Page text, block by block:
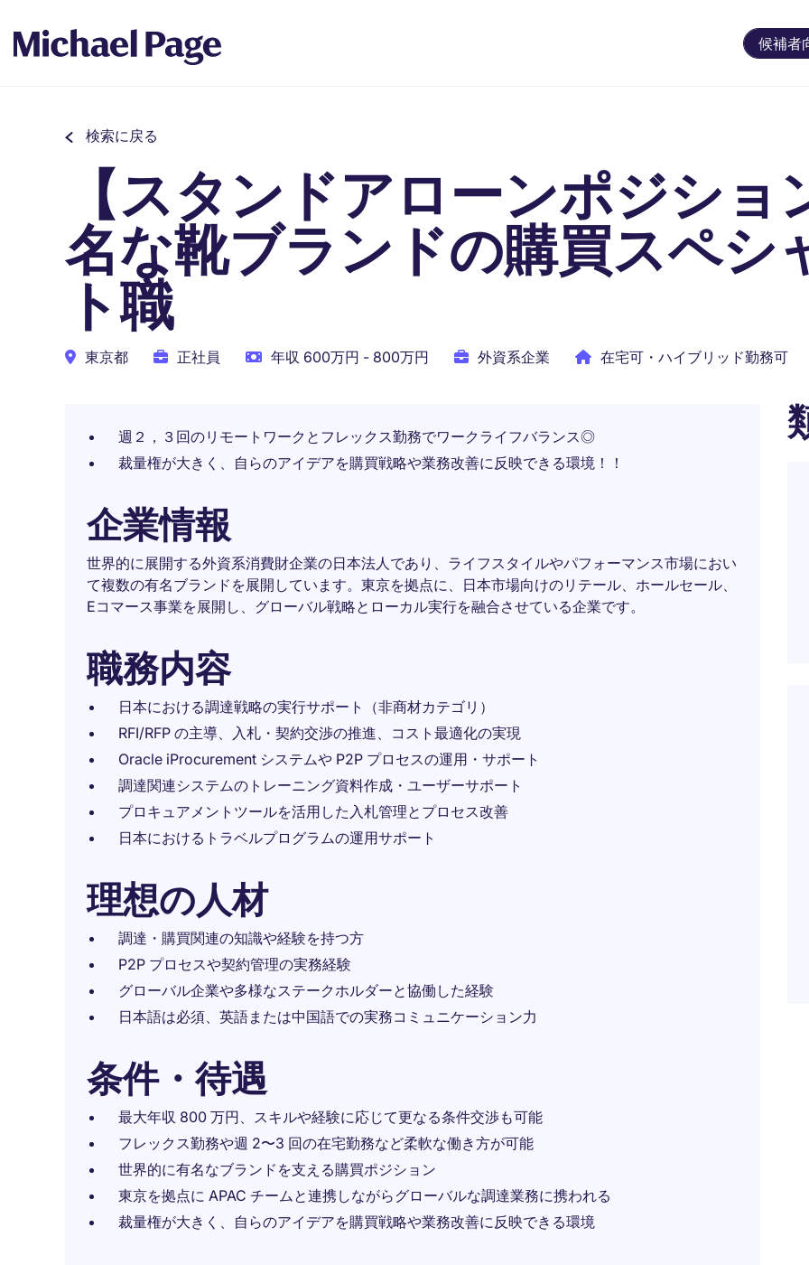
候補者
検索に戻る
【スタンドアローンポジショ
名な靴ブランドの購買スペシ
ト職
東京都 正社員 年収 600万円 - 800万円 外資系企業 在宅可・ハイブリッド勤務可
週２，３回のリモートワークとフレックス勤務でワークライフバランス◎
裁量権が大きく、自らのアイデアを購買戦略や業務改善に反映できる環境！！
企業情報
世界的に展開する外資系消費財企業の日本法人であり、ライフスタイルやパフォーマンス市場におい
て複数の有名ブランドを展開しています。東京を拠点に、日本市場向けのリテール、ホールセール、
Eコマース事業を展開し、グローバル戦略とローカル実行を融合させている企業です。
職務内容
日本における調達戦略の実行サポート（非商材カテゴリ）
RFI/RFP の主導、入札・契約交渉の推進、コスト最適化の実現
Oracle iProcurement システムや P2P プロセスの運用・サポート
調達関連システムのトレーニング資料作成・ユーザーサポート
プロキュアメントツールを活用した入札管理とプロセス改善
日本におけるトラベルプログラムの運用サポート
理想の人材
調達・購買関連の知識や経験を持つ方
P2P プロセスや契約管理の実務経験
グローバル企業や多様なステークホルダーと協働した経験
日本語は必須、英語または中国語での実務コミュニケーション力
条件・待遇
最大年収 800 万円、スキルや経験に応じて更なる条件交渉も可能
フレックス勤務や週 2〜3 回の在宅勤務など柔軟な働き方が可能
世界的に有名なブランドを支える購買ポジション
東京を拠点に APAC チームと連携しながらグローバルな調達業務に携われる
裁量権が大きく、自らのアイデアを購買戦略や業務改善に反映できる環境